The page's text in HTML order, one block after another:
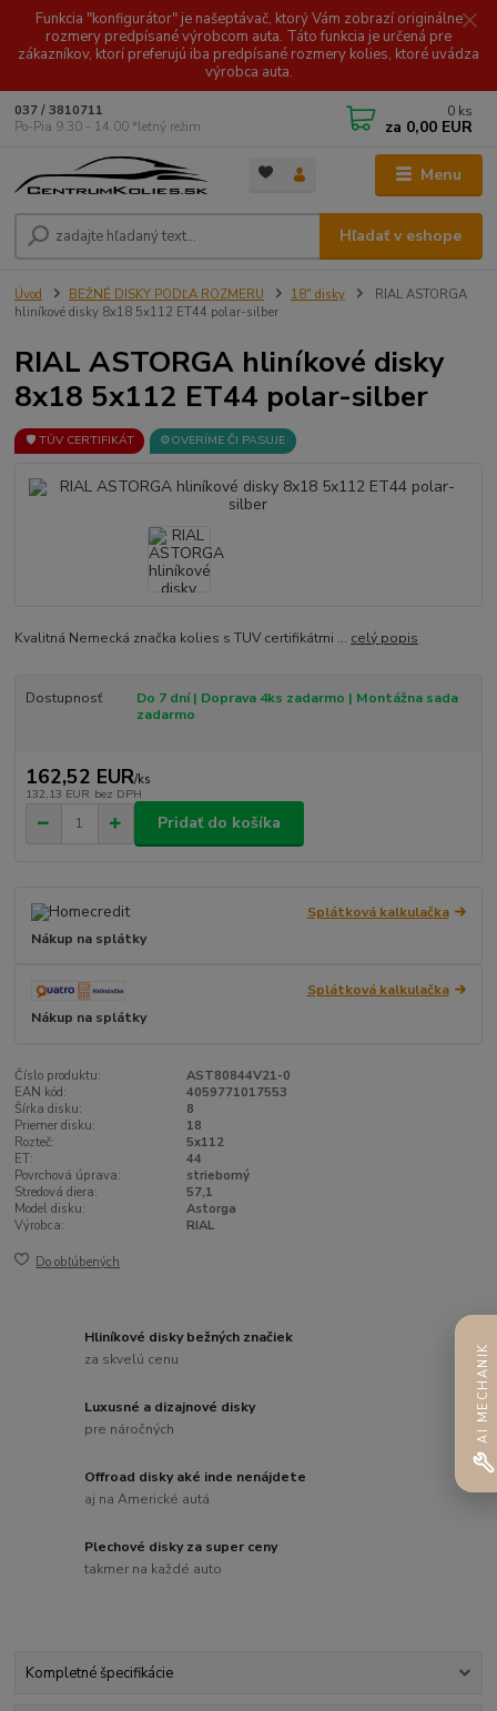
Funkcia "konfigurátor" je našeptávač, ktorý Vám zobrazí originálne
rozmery predpísané výrobcom auta. Táto funkcia je určená pre
zákazníkov, ktorí preferujú iba predpísané rozmery kolies, ktoré uvádza
výrobca auta.
Menu
Hľadať v eshope
037 / 3810711
Po-Pia 9.30 - 14.00 *letný režim
0 ks
za 0,00 EUR
Úvod BEŽNÉ DISKY PODĽA ROZMERU 18" disky
RIAL ASTORGA
hliníkové disky 8x18 5x112 ET44 polar-silber
RIAL ASTORGA hliníkové disky
8x18 5x112 ET44 polar-silber
🛡️ TÜV CERTIFIKÁT ⚙️OVERÍME ČI PASUJE
Kvalitná Nemecká značka kolies s TUV certifikátmi ... celý popis
Dostupnosť
Do 7 dní | Doprava 4ks zadarmo | Montážna sada
zadarmo
162,52 EUR/ks
132,13 EUR bez DPH
Pridať do košíka
Splátková kalkulačka
Nákup na splátky
Splátková kalkulačka
Nákup na splátky
Číslo produktu:
AST80844V21-0
EAN kód:
4059771017553
Šírka disku:
8
Priemer disku:
18
Rozteč:
5x112
ET:
44
Povrchová úprava:
strieborný
Stredová diera:
57,1
Model disku:
Astorga
Výrobca:
RIAL
Do obľúbených
Hliníkové disky bežných značiek
za skvelú cenu
Luxusné a dizajnové disky
pre náročných
Offroad disky aké inde nenájdete
aj na Americké autá
Plechové disky za super ceny
takmer na každé auto
Kompletné špecifikácie
AI MECHANIK